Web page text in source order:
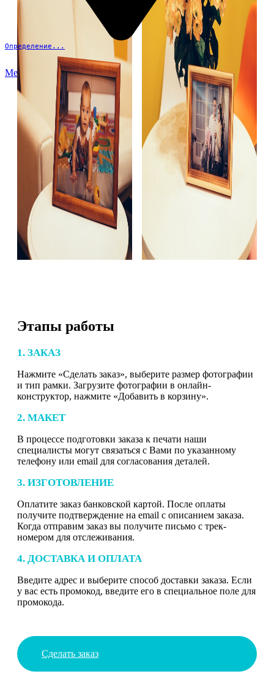
Определение...
Меню
Этапы работы
1. ЗАКАЗ
Нажмите «Сделать заказ», выберите размер фотографии
и тип рамки. Загрузите фотографии в онлайн-
конструктор, нажмите «Добавить в корзину».
2. МАКЕТ
В процессе подготовки заказа к печати наши
специалисты могут связаться с Вами по указанному
телефону или email для согласования деталей.
3. ИЗГОТОВЛЕНИЕ
Оплатите заказ банковской картой. После оплаты
получите подтверждение на email с описанием заказа.
Когда отправим заказ вы получите письмо с трек-
номером для отслеживания.
4. ДОСТАВКА И ОПЛАТА
Введите адрес и выберите способ доставки заказа. Если
у вас есть промокод, введите его в специальное поле для
промокода.
Сделать заказ